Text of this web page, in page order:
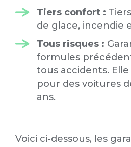
Tiers confort :
de glace, incendie
Tous risques :
formules
tous accidents.
pour des voitures
ans.
Voici ci-dessous, les